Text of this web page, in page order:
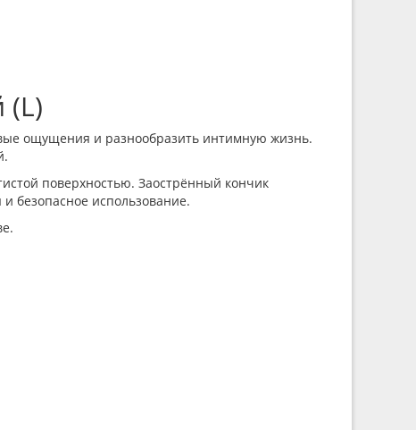
(L)
ощущения и разнообразить интимную жизнь.
поверхностью. Заострённый кончик
безопасное использование.